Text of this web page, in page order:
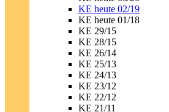
KE heute 02/19
KE heute 01/18
KE 29/15
KE 28/15
KE 26/14
KE 25/13
KE 24/13
KE 23/12
KE 22/12
KE 21/11